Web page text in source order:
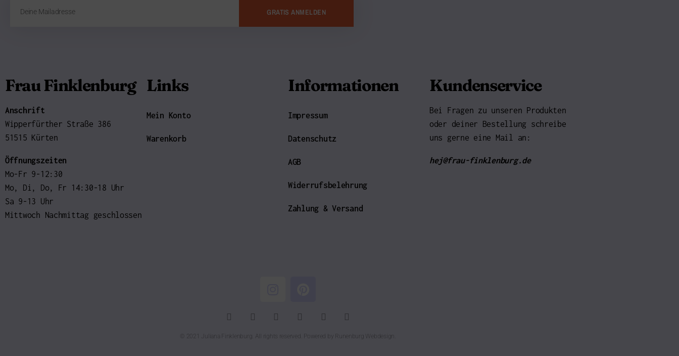
GRATIS ANMELDEN
Frau Finklenburg
Anschrift
Wipperfürther Straße 386
51515 Kürten
Öffnungszeiten
Mo-Fr 9-12:30
Mo, Di, Do, Fr 14:30-18 Uhr
Sa 9-13 Uhr
Mittwoch Nachmittag geschlossen
Links
Mein Konto
Warenkorb
Informationen
Impressum
Datenschutz
AGB
Widerrufsbelehrung
Zahlung & Versand
Kundenservice
Bei Fragen zu unseren Produkten
oder deiner Bestellung schreibe
uns gerne eine Mail an:
hej@frau-finklenburg.de
© 2021 Juliana Finklenburg. All rights reserved. Powered by Runenburg Webdesign